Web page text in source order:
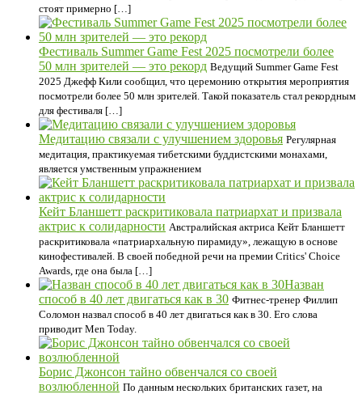
стоят примерно […]
Фестиваль Summer Game Fest 2025 посмотрели более
50 млн зрителей — это рекорд Ведущий Summer Game Fest
2025 Джефф Кили сообщил, что церемонию открытия мероприятия
посмотрели более 50 млн зрителей. Такой показатель стал рекордным
для фестиваля […]
Медитацию связали с улучшением здоровья Регулярная
медитация, практикуемая тибетскими буддистскими монахами,
является умственным упражнением
Кейт Бланшетт раскритиковала патриархат и призвала
актрис к солидарности Австралийская актриса Кейт Бланшетт
раскритиковала «патриархальную пирамиду», лежащую в основе
кинофестивалей. В своей победной речи на премии Critics' Choice
Awards, где она была […]
Назван
способ в 40 лет двигаться как в 30 Фитнес-тренер Филлип
Соломон назвал способ в 40 лет двигаться как в 30. Его слова
приводит Men Today.
Борис Джонсон тайно обвенчался со своей
возлюбленной По данным нескольких британских газет, на